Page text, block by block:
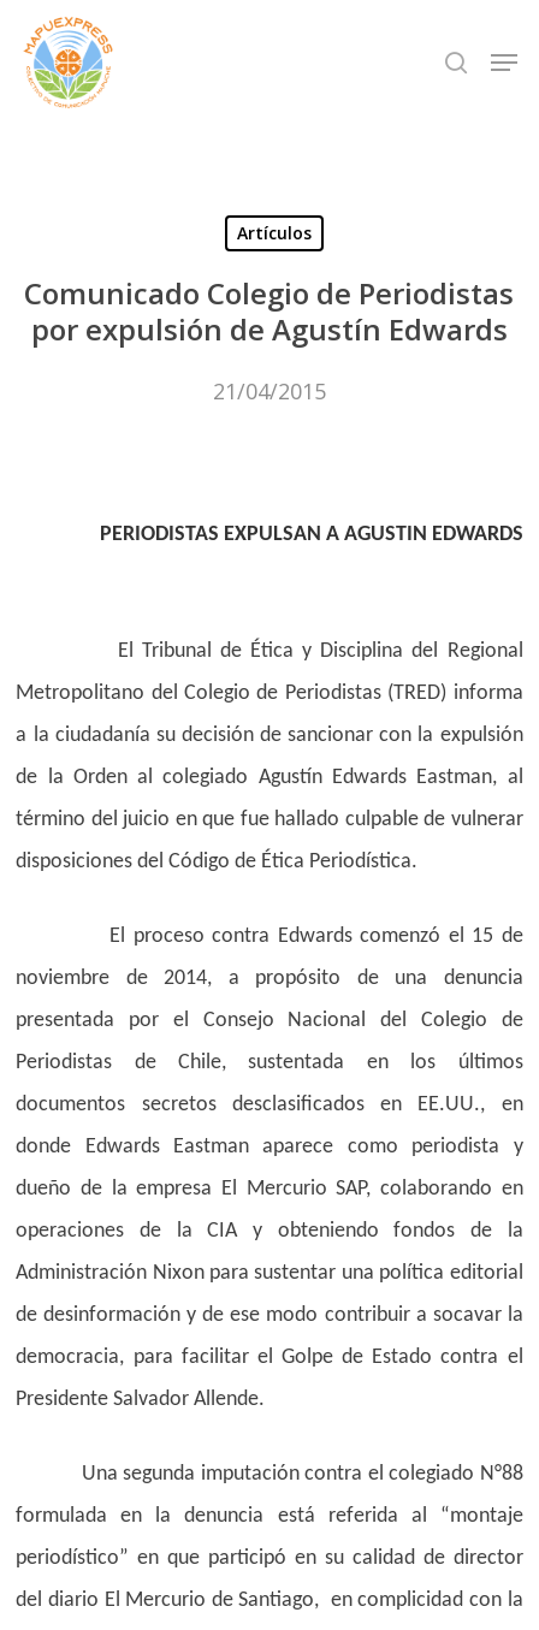
Skip
main
search
Artículos
Comunicado Colegio de Periodistas
por expulsión de Agustín Edwards
21/04/2015
PERIODISTAS EXPULSAN A AGUSTIN EDWARDS
El Tribunal de Ética y Disciplina del Regional
Metropolitano del Colegio de Periodistas (TRED) informa
a la ciudadanía su decisión de sancionar con la expulsión
de la Orden al colegiado Agustín Edwards Eastman, al
término del juicio en que fue hallado culpable de vulnerar
disposiciones del Código de Ética Periodística.
El proceso contra Edwards comenzó el 15 de
noviembre de 2014, a propósito de una denuncia
presentada por el Consejo Nacional del Colegio de
Periodistas de Chile, sustentada en los últimos
documentos secretos desclasificados en EE.UU., en
donde Edwards Eastman aparece como periodista y
dueño de la empresa El Mercurio SAP, colaborando en
operaciones de la CIA y obteniendo fondos de la
Administración Nixon para sustentar una política editorial
de desinformación y de ese modo contribuir a socavar la
democracia, para facilitar el Golpe de Estado contra el
Presidente Salvador Allende.
Una segunda imputación contra el colegiado N°88
formulada en la denuncia está referida al “montaje
periodístico” en que participó en su calidad de director
del diario El Mercurio de Santiago, en complicidad con la
Close